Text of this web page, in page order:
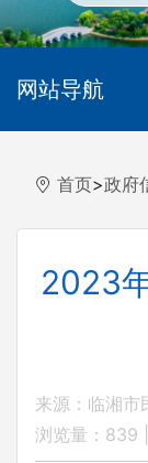
网站导航
首页>政府
2023
来源：临湘市
浏览量： 839